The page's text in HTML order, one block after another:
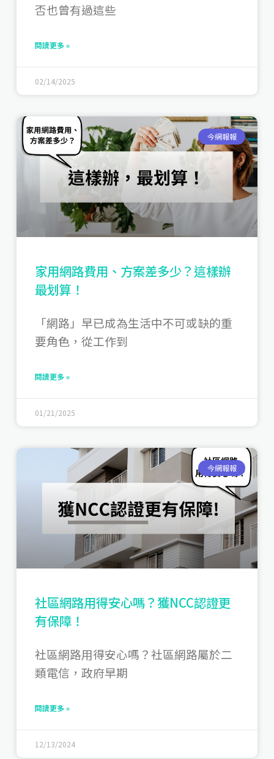
否也曾有過這些
閱讀更多 »
02/14/2025
今網報報
家用網路費用、方案差多少？這樣辦
最划算！
「網路」早已成為生活中不可或缺的重
要角色，從工作到
閱讀更多 »
01/21/2025
今網報報
社區網路用得安心嗎？獲NCC認證更
有保障！
社區網路用得安心嗎？社區網路屬於二
類電信，政府早期
閱讀更多 »
12/13/2024